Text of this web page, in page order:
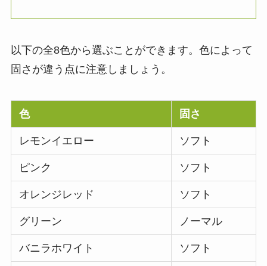
以下の全8色から選ぶことができます。色によって
固さが違う点に注意しましょう。
色 固さ
レモンイエロー ソフト
ピンク ソフト
オレンジレッド ソフト
グリーン ノーマル
バニラホワイト ソフト